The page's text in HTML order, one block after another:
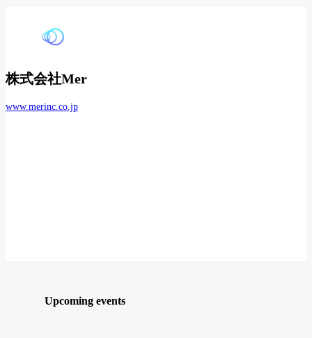
株式会社Mer
www.merinc.co.jp
Upcoming events